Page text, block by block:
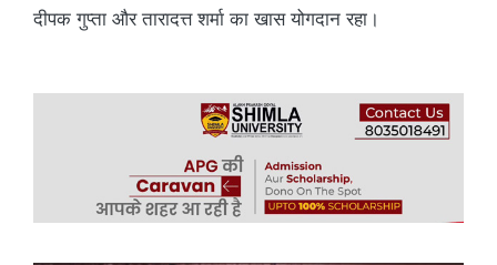
दीपक गुप्ता और तारादत्त शर्मा का खास योगदान रहा।